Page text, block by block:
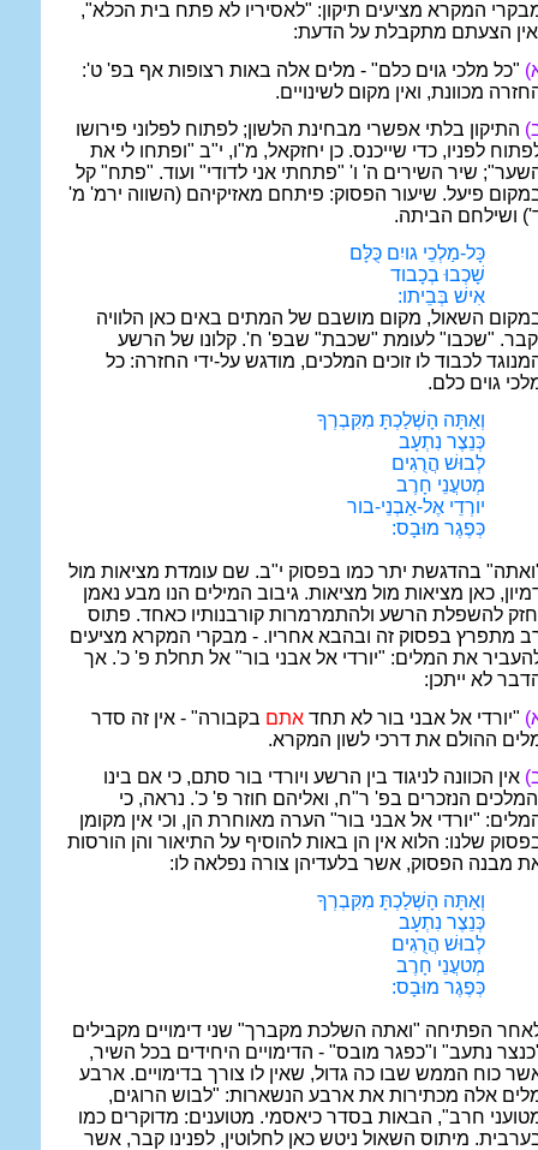
המקרא מציעים תיקון: "לאסיריו לא פתח בית הכלא",
הצעתם מתקבלת על הדעת:
"כל מלכי גוים כלם" - מלים אלה באות רצופות אף בפ' ט':
מכוונת, ואין מקום לשינויים.
התיקון בלתי אפשרי מבחינת הלשון; לפתוח לפלוני פירושו
לפניו, כדי שייכנס. כן יחזקאל, מ"ו, י"ב "ופתחו לי את
שיר השירים ה' ו' "פתחתי אני לדודי" ועוד. "פתח" קל
פיעל. שיעור הפסוק: פיתחם מאזיקיהם (השווה ירמ' מ'
ושילחם הביתה.
כָּל-מַלְכֵי גויִם כֻּלָּם
שָׁכְבוּ בְכָבוד
אִישׁ בְּבֵיתו:
השאול, מקום מושבם של המתים באים כאן הלוויה
"שכבו" לעומת "שכבת" שבפ' ח'. קלונו של הרשע
לכבוד לו זוכים המלכים, מודגש על-ידי החזרה: כל
גוים כלם.
וְאַתָּה הָשְׁלַכְתָּ מִקִּבְרְךָ
כְּנֵצֶר נִתְעָב
לְבוּשׁ הֲרֻגִים
מְטעֲנֵי חָרֶב
יורְדֵי אֶל-אַבְנֵי-בור
כְּפֶגֶר מוּבָס:
בהדגשת יתר כמו בפסוק י"ב. שם עומדת מציאות מול
כאן מציאות מול מציאות. גיבוב המילים הנו מבע נאמן
להשפלת הרשע ולהתמרמרות קורבנותיו כאחד. פתוס
מתפרץ בפסוק זה ובהבא אחריו. - מבקרי המקרא מציעים
את המלים: "יורדי אל אבני בור" אל תחלת פ' כ'. אך
לא ייתכן:
"יורדי אל אבני בור לא תחד אתם בקבורה" - אין זה סדר
ההולם את דרכי לשון המקרא.
אין הכוונה לניגוד בין הרשע ויורדי בור סתם, כי אם בינו
הנזכרים בפ' ר"ח, ואליהם חוזר פ' כ'. נראה, כי
"יורדי אל אבני בור" הערה מאוחרת הן, וכי אין מקומן
שלנו: הלוא אין הן באות להוסיף על התיאור והן הורסות
מבנה הפסוק, אשר בלעדיהן צורה נפלאה לו:
וְאַתָּה הָשְׁלַכְתָּ מִקִּבְרְךָ
כְּנֵצֶר נִתְעָב
לְבוּשׁ הֲרֻגִים
מְטעֲנֵי חָרֶב
כְּפֶגֶר מוּבָס:
הפתיחה "ואתה השלכת מקברך" שני דימויים מקבילים
נתעב" ו"כפגר מובס" - הדימויים היחידים בכל השיר,
כוח הממש שבו כה גדול, שאין לו צורך בדימויים. ארבע
אלה מכתירות את ארבע הנשארות: "לבוש הרוגים,
חרב", הבאות בסדר כיאסמי. מטוענים: מדוקרים כמו
מיתוס השאול ניטש כאן לחלוטין, לפנינו קבר, אשר